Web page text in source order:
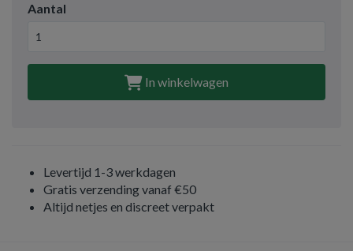
Aantal
In winkelwagen
Levertijd 1-3 werkdagen
Gratis verzending vanaf €50
Altijd netjes en discreet verpakt